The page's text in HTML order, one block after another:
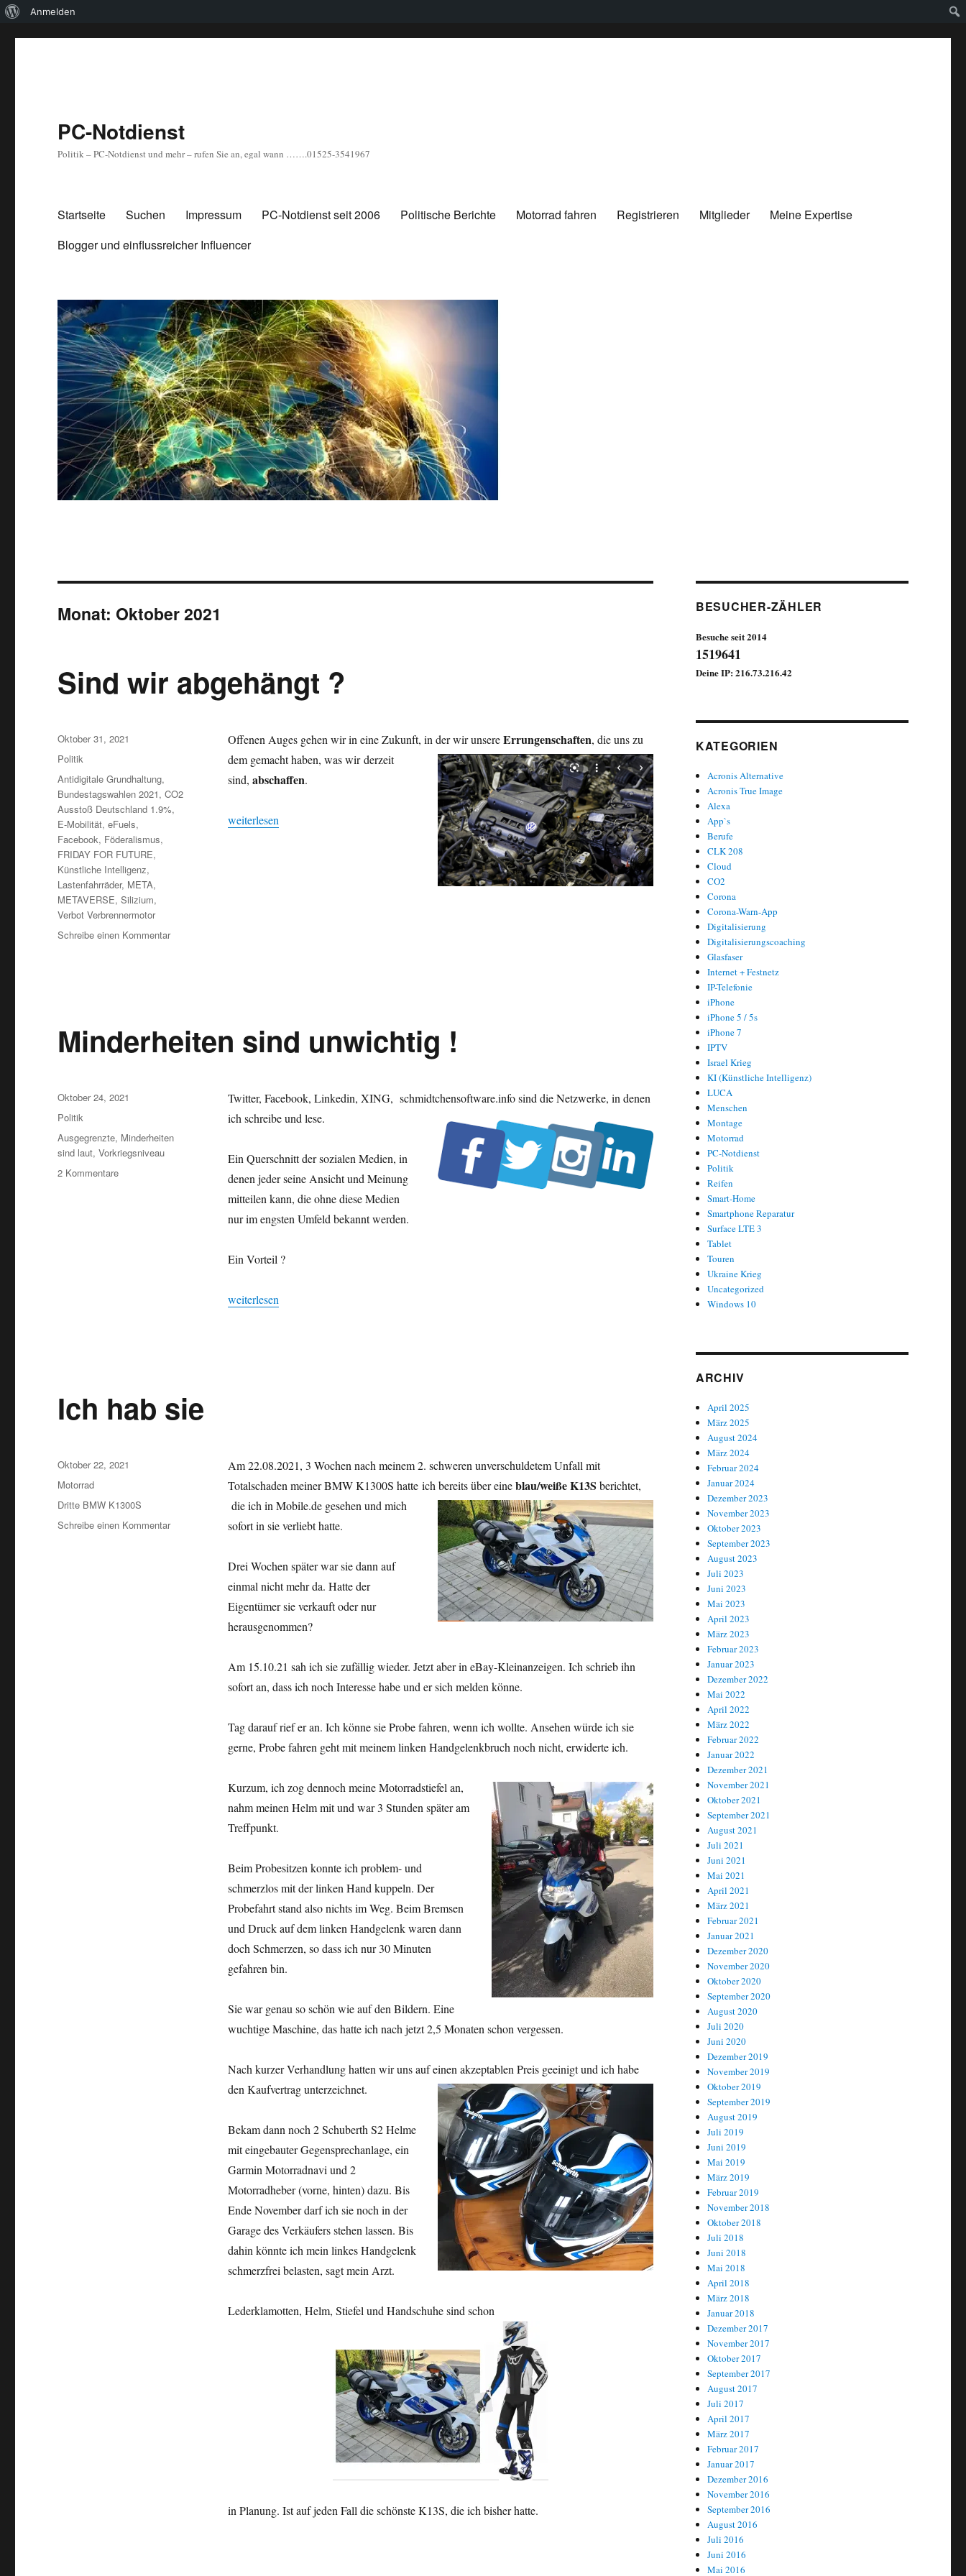
Über
Anmelden
PC-Notdienst
Politik – PC-Notdienst und mehr – rufen Sie an, egal wann …….01525-3541967
Startseite Suchen Impressum PC-Notdienst seit 2006 Politische Berichte Motorrad fahren Registrieren Mitglieder
Meine Expertise
Blogger und einflussreicher Influencer
Monat: Oktober 2021
Sind wir abgehängt ?
Offenen Auges gehen wir in eine Zukunft, in der wir unsereErrungenschaften, die uns zu
dem gemacht haben, was wir derzeit
sind, abschaffen.
„Sind wir abgehängt ?“
weiterlesen
Veröffentlicht
am
Oktober 31, 2021
Kategorien
Politik
Schlagwörter
Antidigitale Grundhaltung,
Bundestagswahlen 2021,CO2
Ausstoß Deutschland 1.9%,
E-Mobilität,eFuels,
Facebook, Föderalismus,
FRIDAY FOR FUTURE,
Künstliche Intelligenz,
Lastenfahrräder, META,
METAVERSE,Silizium,
Verbot Verbrennermotor
Schreibe einen Kommentarzu
Minderheiten sind unwichtig !
Twitter, Facebook, Linkedin, XING, schmidtchensoftware.info sind die Netzwerke, in denen
ich schreibe und lese.
Ein Querschnitt der sozialen Medien, in
denen jeder seine Ansicht und Meinung
mitteilen kann, die ohne diese Medien
nur im engsten Umfeld bekannt werden.
Ein Vorteil ?
„Minderheiten sind unwichtig !“
weiterlesen
Veröffentlicht
am
Oktober 24, 2021
Kategorien
Politik
Schlagwörter
Ausgegrenzte, Minderheiten
sind laut,Vorkriegsniveau
2 Kommentarezu
Ich hab sie
Am 22.08.2021, 3 Wochen nach meinem 2. schweren unverschuldetem Unfall mit
Totalschaden meiner BMW K1300S hatte ich bereits über eineblau/weiße K13S berichtet,
die ich in Mobile.de gesehen und mich
sofort in sie verliebt hatte.
Drei Wochen später war sie dann auf
einmal nicht mehr da. Hatte der
Eigentümer sie verkauft oder nur
herausgenommen?
Am 15.10.21 sah ich sie zufällig wieder. Jetzt aber in eBay-Kleinanzeigen. Ich schrieb ihn
sofort an, dass ich noch Interesse habe und er sich melden könne.
Tag darauf rief er an. Ich könne sie Probe fahren, wenn ich wollte. Ansehen würde ich sie
gerne, Probe fahren geht mit meinem linken Handgelenkbruch noch nicht, erwiderte ich.
Kurzum, ich zog dennoch meine Motorradstiefel an,
nahm meinen Helm mit und war 3 Stunden später am
Treffpunkt.
Beim Probesitzen konnte ich problem- und
schmerzlos mit der linken Hand kuppeln. Der
Probefahrt stand also nichts im Weg. Beim Bremsen
und Druck auf dem linken Handgelenk waren dann
doch Schmerzen, so dass ich nur 30 Minuten
gefahren bin.
Sie war genau so schön wie auf den Bildern. Eine
wuchtige Maschine, das hatte ich nach jetzt 2,5 Monaten schon vergessen.
Nach kurzer Verhandlung hatten wir uns auf einen akzeptablen Preis geeinigt und ich habe
den Kaufvertragunterzeichnet.
Bekam dann noch 2 Schuberth S2 Helme
mit eingebauter Gegensprechanlage, ein
Garmin Motorradnavi und 2
Motorradheber (vorne, hinten) dazu. Bis
Ende November darf ich sie noch in der
Garage des Verkäufers stehen lassen. Bis
dahin könnte ich mein linkes Handgelenk
schmerzfrei belasten, sagt mein Arzt.
Lederklamotten, Helm, Stiefel und Handschuhe sind schon
in Planung. Ist auf jeden Fall die schönste K13S, die ich bisher hatte.
Veröffentlicht
am
Oktober 22, 2021
Kategorien
Motorrad
Schlagwörter
Dritte BMW K1300S
Schreibe einen Kommentarzu
BESUCHER-ZÄHLER
Besuche seit 2014
1519641
Deine IP: 216.73.216.42
KATEGORIEN
Acronis Alternative
Acronis True Image
Alexa
App`s
Berufe
CLK 208
Cloud
CO2
Corona
Corona-Warn-App
Digitalisierung
Digitalisierungscoaching
Glasfaser
Internet + Festnetz
IP-Telefonie
iPhone
iPhone 5 / 5s
iPhone 7
IPTV
Israel Krieg
KI (Künstliche Intelligenz)
LUCA
Menschen
Montage
Motorrad
PC-Notdienst
Politik
Reifen
Smart-Home
Smartphone Reparatur
Surface LTE 3
Tablet
Touren
Ukraine Krieg
Uncategorized
Windows 10
ARCHIV
April 2025
März 2025
August 2024
März 2024
Februar 2024
Januar 2024
Dezember 2023
November 2023
Oktober 2023
September 2023
August 2023
Juli 2023
Juni 2023
Mai 2023
April 2023
März 2023
Februar 2023
Januar 2023
Dezember 2022
Mai 2022
April 2022
März 2022
Februar 2022
Januar 2022
Dezember 2021
November 2021
Oktober 2021
September 2021
August 2021
Juli 2021
Juni 2021
Mai 2021
April 2021
März 2021
Februar 2021
Januar 2021
Dezember 2020
November 2020
Oktober 2020
September 2020
August 2020
Juli 2020
Juni 2020
Dezember 2019
November 2019
Oktober 2019
September 2019
August 2019
Juli 2019
Juni 2019
Mai 2019
März 2019
Februar 2019
November 2018
Oktober 2018
Juli 2018
Juni 2018
Mai 2018
April 2018
März 2018
Januar 2018
Dezember 2017
November 2017
Oktober 2017
September 2017
August 2017
Juli 2017
April 2017
März 2017
Februar 2017
Januar 2017
Dezember 2016
November 2016
September 2016
August 2016
Juli 2016
Juni 2016
Mai 2016